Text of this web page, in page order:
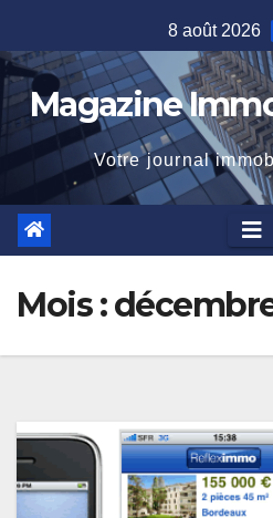
to
content
8 août 2026
Magazine
Votre journal
Mois :